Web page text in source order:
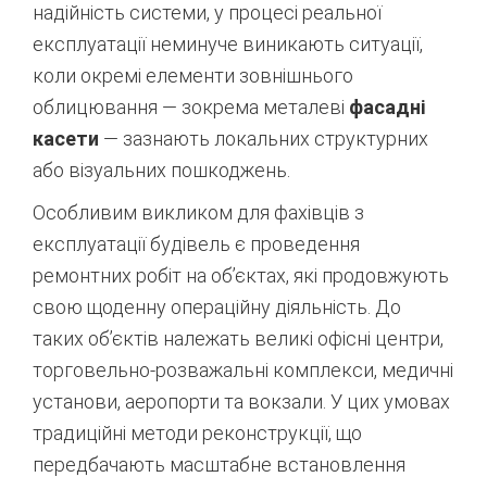
надійність системи, у процесі реальної
експлуатації неминуче виникають ситуації,
коли окремі елементи зовнішнього
облицювання — зокрема металеві фасадні
касети — зазнають локальних структурних
або візуальних пошкоджень.
Особливим викликом для фахівців з
експлуатації будівель є проведення
ремонтних робіт на об’єктах, які продовжують
свою щоденну операційну діяльність. До
таких об’єктів належать великі офісні центри,
торговельно-розважальні комплекси, медичні
установи, аеропорти та вокзали. У цих умовах
традиційні методи реконструкції, що
передбачають масштабне встановлення